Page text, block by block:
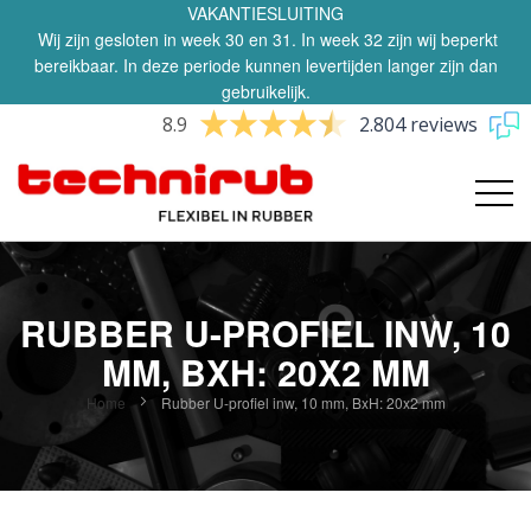
VAKANTIESLUITING
Wij zijn gesloten in week 30 en 31. In week 32 zijn wij beperkt
bereikbaar. In deze periode kunnen levertijden langer zijn dan
gebruikelijk.
8.9 2.804 reviews
RUBBER U-PROFIEL INW, 10
MM, BXH: 20X2 MM
Home Rubber U-profiel inw, 10 mm, BxH: 20x2 mm